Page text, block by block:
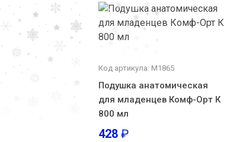
Код артикула: М1865
Подушка анатомическая
для младенцев Комф-Орт К
800 мл
428 ₽